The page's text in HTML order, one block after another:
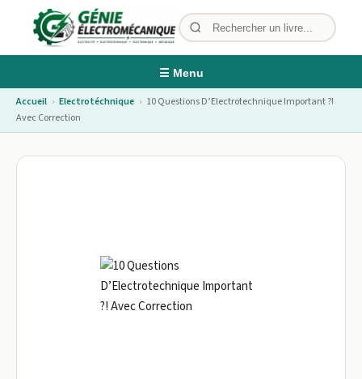
☰ Menu
Accueil › Electrotéchnique › 10 Questions D’Electrotechnique Important ?!
Avec Correction